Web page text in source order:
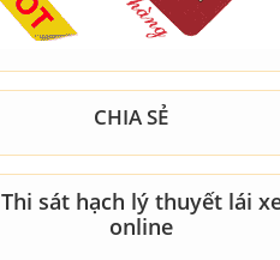
CHIA SẺ
Thi sát hạch lý thuyết lái
online